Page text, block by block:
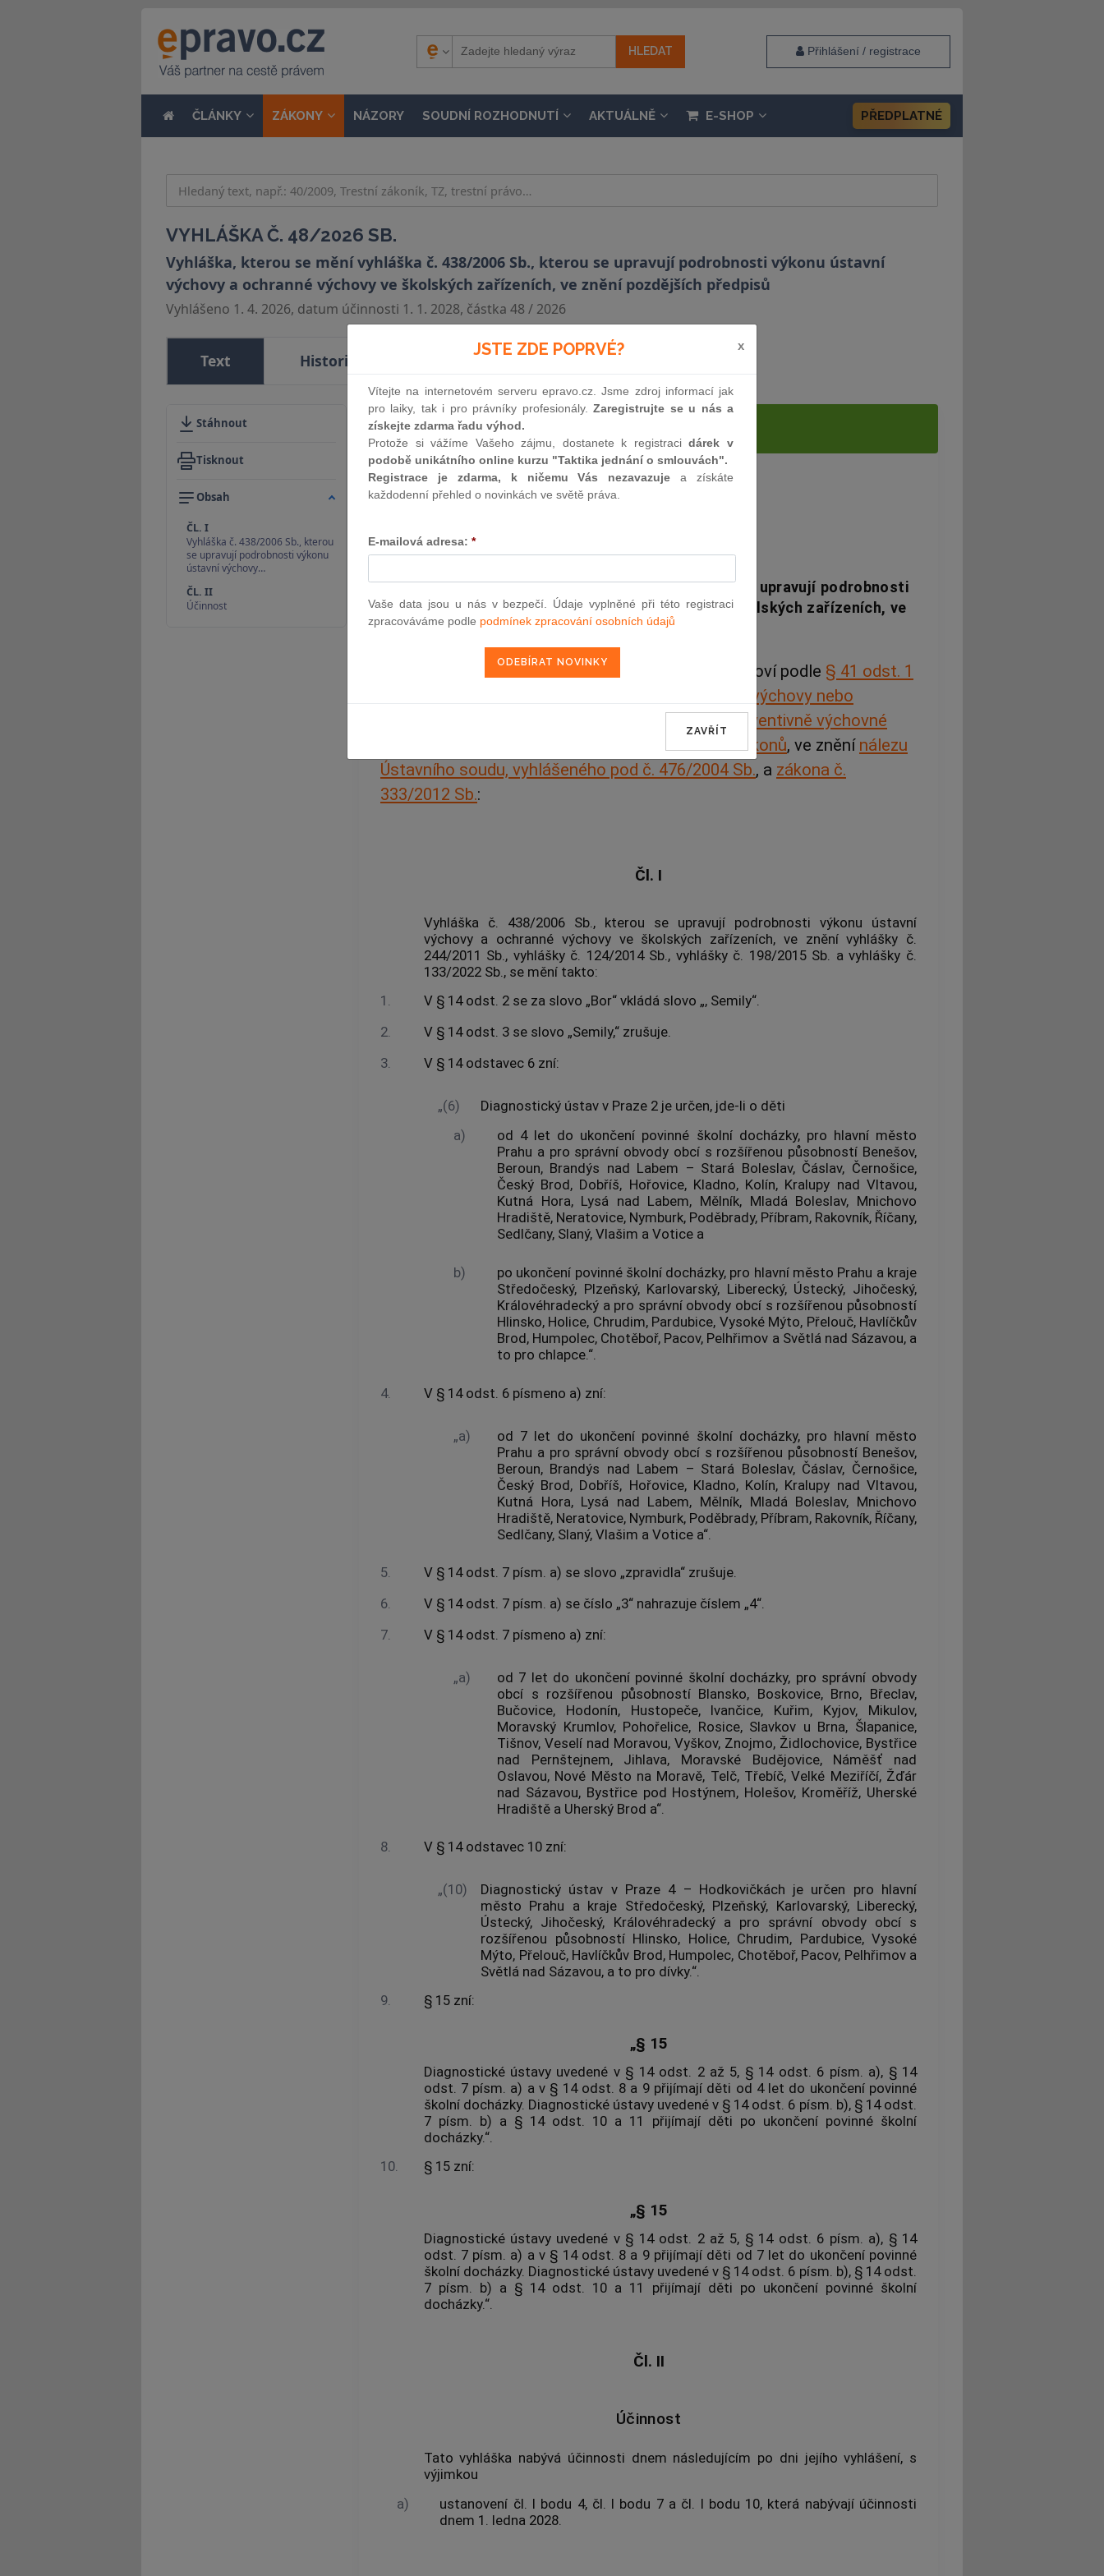
Přihlášení / registrace
ČLÁNKY ZÁKONY NÁZORY SOUDNÍ ROZHODNUTÍ AKTUÁLNĚ E-SHOP PŘEDPLATNÉ
VYHLÁŠKA Č. 48/2026 SB.
Vyhláška, kterou se mění vyhláška č. 438/2006 Sb., kterou se upravují podrobnosti výkonu ústavní
výchovy a ochranné výchovy ve školských zařízeních, ve znění pozdějších předpisů
Vyhlášeno 1. 4. 2026, datum účinnosti 1. 1. 2028, částka 48 / 2026
Text Historie Souvislosti
Stáhnout
Tisknout
Obsah
ČL. I
Vyhláška č. 438/2006 Sb., kterou
se upravují podrobnosti výkonu
ústavní výchovy…
ČL. II
Účinnost
Budoucí zněníod 1. 1. 2028
48
kterou se mění vyhláška č. 438/2006 Sb., kterou se upravují podrobnosti
výkonu ústavní výchovy a ochranné výchovy ve školských zařízeních, ve
znění pozdějších předpisů
Ministerstvo školství, mládeže a tělovýchovy stanoví podle § 41 odst. 1
písm. a) zákona č. 109/2002 Sb., o výkonu ústavní výchovy nebo
ochranné výchovy ve školských zařízeních a o preventivně výchovné
péči ve školských zařízeních a o změně dalších zákonů, ve znění nálezu
Ústavního soudu, vyhlášeného pod č. 476/2004 Sb., a zákona č.
333/2012 Sb.:
Čl. I
Vyhláška č. 438/2006 Sb., kterou se upravují podrobnosti výkonu ústavní
výchovy a ochranné výchovy ve školských zařízeních, ve znění vyhlášky č.
244/2011 Sb., vyhlášky č. 124/2014 Sb., vyhlášky č. 198/2015 Sb. a vyhlášky č.
133/2022 Sb., se mění takto:
1.
V § 14 odst. 2 se za slovo „Bor“ vkládá slovo „, Semily“.
2.
V § 14 odst. 3 se slovo „Semily,“ zrušuje.
3.
V § 14 odstavec 6 zní:
„(6)
Diagnostický ústav v Praze 2 je určen, jde-li o děti
a)
od 4 let do ukončení povinné školní docházky, pro hlavní město
Prahu a pro správní obvody obcí s rozšířenou působností Benešov,
Beroun, Brandýs nad Labem – Stará Boleslav, Čáslav, Černošice,
Český Brod, Dobříš, Hořovice, Kladno, Kolín, Kralupy nad Vltavou,
Kutná Hora, Lysá nad Labem, Mělník, Mladá Boleslav, Mnichovo
Hradiště, Neratovice, Nymburk, Poděbrady, Příbram, Rakovník, Říčany,
Sedlčany, Slaný, Vlašim a Votice a
b)
po ukončení povinné školní docházky, pro hlavní město Prahu a kraje
Středočeský, Plzeňský, Karlovarský, Liberecký, Ústecký, Jihočeský,
Královéhradecký a pro správní obvody obcí s rozšířenou působností
Hlinsko, Holice, Chrudim, Pardubice, Vysoké Mýto, Přelouč, Havlíčkův
Brod, Humpolec, Chotěboř, Pacov, Pelhřimov a Světlá nad Sázavou, a
to pro chlapce.“.
4. V § 14 odst. 6 písmeno a) zní:
„a)
od 7 let do ukončení povinné školní docházky, pro hlavní město
Prahu a pro správní obvody obcí s rozšířenou působností Benešov,
Beroun, Brandýs nad Labem – Stará Boleslav, Čáslav, Černošice,
Český Brod, Dobříš, Hořovice, Kladno, Kolín, Kralupy nad Vltavou,
Kutná Hora, Lysá nad Labem, Mělník, Mladá Boleslav, Mnichovo
Hradiště, Neratovice, Nymburk, Poděbrady, Příbram, Rakovník, Říčany,
Sedlčany, Slaný, Vlašim a Votice a“.
5.
V § 14 odst. 7 písm. a) se slovo „zpravidla“ zrušuje.
6.
V § 14 odst. 7 písm. a) se číslo „3“ nahrazuje číslem „4“.
7.
V § 14 odst. 7 písmeno a) zní:
„a)
od 7 let do ukončení povinné školní docházky, pro správní obvody
obcí s rozšířenou působností Blansko, Boskovice, Brno, Břeclav,
Bučovice, Hodonín, Hustopeče, Ivančice, Kuřim, Kyjov, Mikulov,
Moravský Krumlov, Pohořelice, Rosice, Slavkov u Brna, Šlapanice,
Tišnov, Veselí nad Moravou, Vyškov, Znojmo, Židlochovice, Bystřice
nad Pernštejnem, Jihlava, Moravské Budějovice, Náměšť nad
Oslavou, Nové Město na Moravě, Telč, Třebíč, Velké Meziříčí, Žďár
nad Sázavou, Bystřice pod Hostýnem, Holešov, Kroměříž, Uherské
Hradiště a Uherský Brod a“.
8. V § 14 odstavec 10 zní:
„(10)
Diagnostický ústav v Praze 4 – Hodkovičkách je určen pro hlavní
město Prahu a kraje Středočeský, Plzeňský, Karlovarský, Liberecký,
Ústecký, Jihočeský, Královéhradecký a pro správní obvody obcí s
rozšířenou působností Hlinsko, Holice, Chrudim, Pardubice, Vysoké
Mýto, Přelouč, Havlíčkův Brod, Humpolec, Chotěboř, Pacov, Pelhřimov a
Světlá nad Sázavou, a to pro dívky.“.
9.
§ 15 zní:
„§ 15
Diagnostické ústavy uvedené v § 14 odst. 2 až 5, § 14 odst. 6 písm. a), § 14
odst. 7 písm. a) a v § 14 odst. 8 a 9 přijímají děti od 4 let do ukončení povinné
školní docházky. Diagnostické ústavy uvedené v § 14 odst. 6 písm. b), § 14 odst.
7 písm. b) a § 14 odst. 10 a 11 přijímají děti po ukončení povinné školní
docházky.“.
10.
§ 15 zní:
„§ 15
Diagnostické ústavy uvedené v § 14 odst. 2 až 5, § 14 odst. 6 písm. a), § 14
odst. 7 písm. a) a v § 14 odst. 8 a 9 přijímají děti od 7 let do ukončení povinné
školní docházky. Diagnostické ústavy uvedené v § 14 odst. 6 písm. b), § 14 odst.
7 písm. b) a § 14 odst. 10 a 11 přijímají děti po ukončení povinné školní
docházky.“.
Čl. II
Účinnost
Tato vyhláška nabývá účinnosti dnem následujícím po dni jejího vyhlášení, s
výjimkou
a)
ustanovení čl. I bodu 4, čl. I bodu 7 a čl. I bodu 10, která nabývají účinnosti
dnem 1. ledna 2028.
JSTE ZDE POPRVÉ? x
Vítejte na internetovém serveru epravo.cz. Jsme zdroj informací jak
pro laiky, tak i pro právníky profesionály.Zaregistrujte se u nás a
získejte zdarma řadu výhod.
Protože si vážíme Vašeho zájmu, dostanete k registracidárek v
podobě unikátního online kurzu "Taktika jednání o smlouvách".
Registrace je zdarma, k ničemu Vás nezavazuje a získáte
každodenní přehled o novinkách ve světě práva.
E-mailová adresa: *
Vaše data jsou u nás v bezpečí. Údaje vyplněné při této registraci
zpracováváme podle podmínek zpracování osobních údajů
ZAVŘÍT